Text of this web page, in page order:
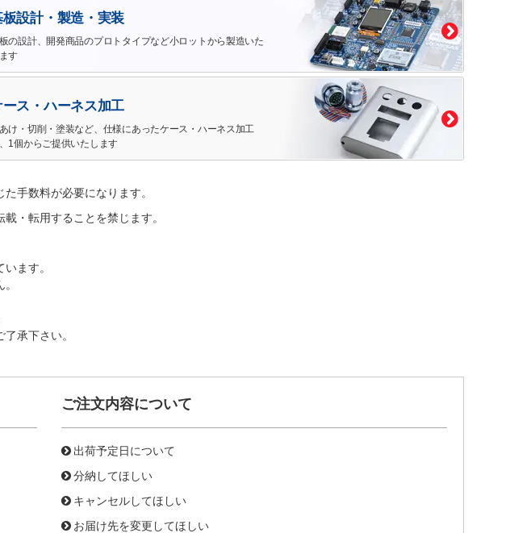
板設計・製造・実装
の設計、開発商品のプロトタイプなど小ロットから製造いた
す
ース・ハーネス加工
け・切削・塗装など、仕様にあったケース・ハーネス加工
1個からご提供いたします
手数料が必要になります。
・転用することを禁じます。
ます。
承下さい。
ご注文内容について
出荷予定日について
分納してほしい
キャンセルしてほしい
お届け先を変更してほしい